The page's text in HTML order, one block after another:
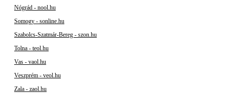
Nógrád - nool.hu
Somogy - sonline.hu
Szabolcs-Szatmár-Bereg - szon.hu
Tolna - teol.hu
Vas - vaol.hu
Veszprém - veol.hu
Zala - zaol.hu